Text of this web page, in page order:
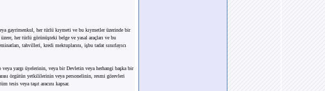
gayrimenkul, her türlü kıymeti ve bu kıymetler üzerinde bir
her türlü görünüşteki belge ve yasal araçları ve bu
tahvilleri, kredi mektuplarını, işbu tadat sınırlayıcı
yargı üyelerinin, veya bir Devletin veya herhangi başka bir
örgütün yetkililerinin veya personelinin, resmi görevleri
tesis veya taşıt aracını kapsar.